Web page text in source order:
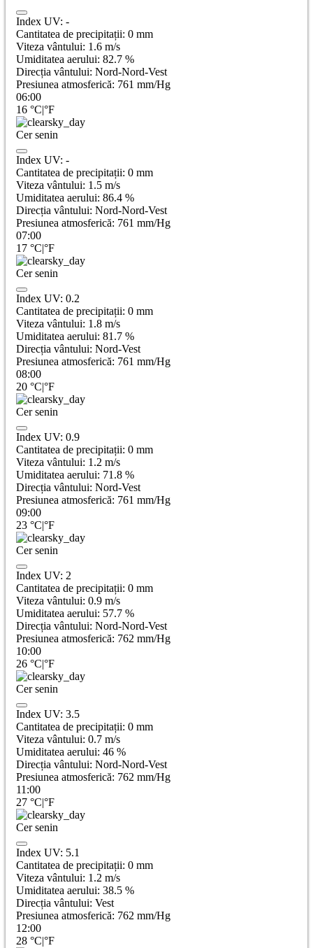
Index UV: -
Cantitatea de precipitații: 0 mm
Viteza vântului: 1.6 m/s
Umiditatea aerului: 82.7 %
Direcția vântului: Nord-Nord-Vest
Presiunea atmosferică: 761 mm/Hg
06:00
16 °C|°F
Cer senin
Index UV: -
Cantitatea de precipitații: 0 mm
Viteza vântului: 1.5 m/s
Umiditatea aerului: 86.4 %
Direcția vântului: Nord-Nord-Vest
Presiunea atmosferică: 761 mm/Hg
07:00
17 °C|°F
Cer senin
Index UV: 0.2
Cantitatea de precipitații: 0 mm
Viteza vântului: 1.8 m/s
Umiditatea aerului: 81.7 %
Direcția vântului: Nord-Vest
Presiunea atmosferică: 761 mm/Hg
08:00
20 °C|°F
Cer senin
Index UV: 0.9
Cantitatea de precipitații: 0 mm
Viteza vântului: 1.2 m/s
Umiditatea aerului: 71.8 %
Direcția vântului: Nord-Vest
Presiunea atmosferică: 761 mm/Hg
09:00
23 °C|°F
Cer senin
Index UV: 2
Cantitatea de precipitații: 0 mm
Viteza vântului: 0.9 m/s
Umiditatea aerului: 57.7 %
Direcția vântului: Nord-Nord-Vest
Presiunea atmosferică: 762 mm/Hg
10:00
26 °C|°F
Cer senin
Index UV: 3.5
Cantitatea de precipitații: 0 mm
Viteza vântului: 0.7 m/s
Umiditatea aerului: 46 %
Direcția vântului: Nord-Nord-Vest
Presiunea atmosferică: 762 mm/Hg
11:00
27 °C|°F
Cer senin
Index UV: 5.1
Cantitatea de precipitații: 0 mm
Viteza vântului: 1.2 m/s
Umiditatea aerului: 38.5 %
Direcția vântului: Vest
Presiunea atmosferică: 762 mm/Hg
12:00
28 °C|°F